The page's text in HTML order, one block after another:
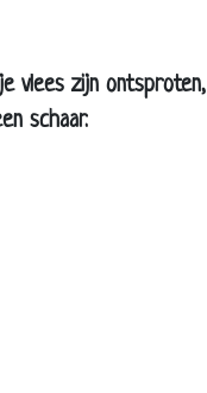
vlees zijn ontsproten,
schaar.